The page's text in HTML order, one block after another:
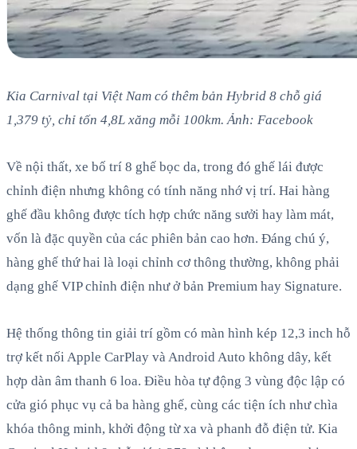
Kia Carnival tại Việt Nam có thêm bản Hybrid 8 chỗ giá
1,379 tỷ, chỉ tốn 4,8L xăng mỗi 100km. Ảnh: Facebook
Về nội thất, xe bố trí 8 ghế bọc da, trong đó ghế lái được
chỉnh điện nhưng không có tính năng nhớ vị trí. Hai hàng
ghế đầu không được tích hợp chức năng sưởi hay làm mát,
vốn là đặc quyền của các phiên bản cao hơn. Đáng chú ý,
hàng ghế thứ hai là loại chỉnh cơ thông thường, không phải
dạng ghế VIP chỉnh điện như ở bản Premium hay Signature.
Hệ thống thông tin giải trí gồm có màn hình kép 12,3 inch hỗ
trợ kết nối Apple CarPlay và Android Auto không dây, kết
hợp dàn âm thanh 6 loa. Điều hòa tự động 3 vùng độc lập có
cửa gió phục vụ cả ba hàng ghế, cùng các tiện ích như chìa
khóa thông minh, khởi động từ xa và phanh đỗ điện tử. Kia